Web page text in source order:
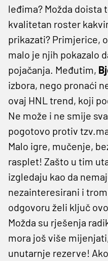
leđima? Možda doista
kvalitetan roster
prikazati? Primjerice,
malo je njih pokazalo
pojačanja. Međutim,
izbora, nego pronaći
ovaj HNL trend, koji
Ne može i ne smije
pogotovo protiv
Malo igre, mučenje,
rasplet! Zašto u tim
izgledaju kao da
nezainteresirani i
odgovoru želi ključ
Možda su rješenja
mora još više
unutarnje rezerve!